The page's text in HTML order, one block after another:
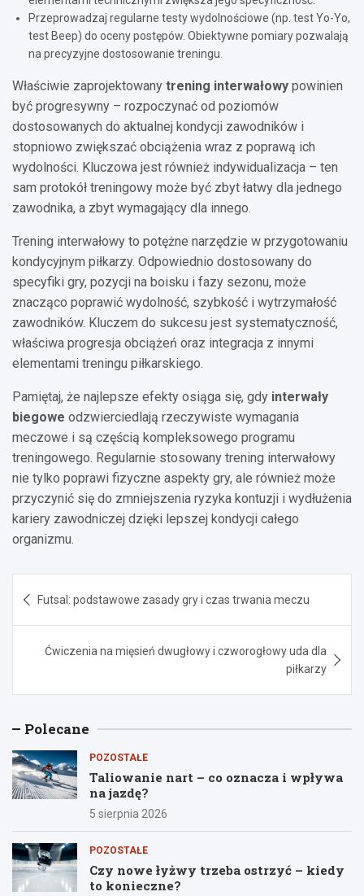
Przeprowadzaj regularne testy wydolnościowe (np. test Yo-Yo,
test Beep) do oceny postępów. Obiektywne pomiary pozwalają
na precyzyjne dostosowanie treningu.
Właściwie zaprojektowany trening interwałowy powinien
być progresywny – rozpoczynać od poziomów
dostosowanych do aktualnej kondycji zawodników i
stopniowo zwiększać obciążenia wraz z poprawą ich
wydolności. Kluczowa jest również indywidualizacja – ten
sam protokół treningowy może być zbyt łatwy dla jednego
zawodnika, a zbyt wymagający dla innego.
Trening interwałowy to potężne narzędzie w przygotowaniu
kondycyjnym piłkarzy. Odpowiednio dostosowany do
specyfiki gry, pozycji na boisku i fazy sezonu, może
znacząco poprawić wydolność, szybkość i wytrzymałość
zawodników. Kluczem do sukcesu jest systematyczność,
właściwa progresja obciążeń oraz integracja z innymi
elementami treningu piłkarskiego.
Pamiętaj, że najlepsze efekty osiąga się, gdy interwały
biegowe odzwierciedlają rzeczywiste wymagania
meczowe i są częścią kompleksowego programu
treningowego. Regularnie stosowany trening interwałowy
nie tylko poprawi fizyczne aspekty gry, ale również może
przyczynić się do zmniejszenia ryzyka kontuzji i wydłużenia
kariery zawodniczej dzięki lepszej kondycji całego
organizmu.
wpisu
Futsal: podstawowe zasady gry i czas trwania meczu
Ćwiczenia na mięsień dwugłowy i czworogłowy uda dla
piłkarzy
Polecane
POZOSTAŁE
Taliowanie nart – co oznacza i wpływa
na jazdę?
5 sierpnia 2026
POZOSTAŁE
Czy nowe łyżwy trzeba ostrzyć – kiedy
to konieczne?